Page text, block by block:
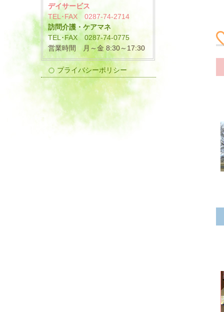
デイサービス
TEL･FAX 0287-74-2714
訪問介護・ケアマネ
TEL･FAX 0287-74-0775
営業時間 月～金 8:30～17:30
プライバシーポリシー